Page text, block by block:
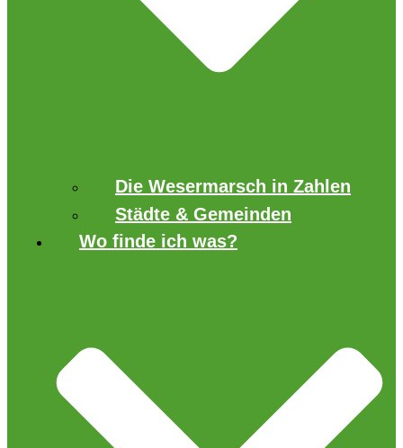
Die Wesermarsch in Zahlen
Städte & Gemeinden
Wo finde ich was?